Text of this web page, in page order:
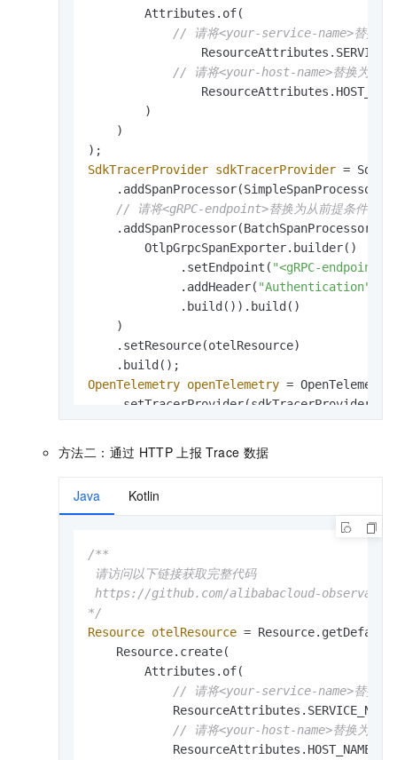
        Attributes.of(
// 请将<your-service-name>替换为
// 请将<your-host-name>替换为您的
        )
    )
SdkTracerProvider sdkTracerProvider =
// 请将<gRPC-endpoint>替换为从前提条件中获
        OtlpGrpcSpanExporter.builder()
             .setEndpoint(
"<gRPC-endpoint>"
             .addHeader(
"Authentication"
             .build()).build()
    )
    .setResource(otelResource)
OpenTelemetry openTelemetry =
    .setTracerProvider(sdkTracerProvider)
// 获取tracer，用来创建Span。
方法二：通过 HTTP 上报 Trace 数据
Java Kotlin
/**
请访问以下链接获取完整代码
https://github.com/alibabacloud-
*/
Resource otelResource =
    Resource.create(
        Attributes.of(
// 请将<your-service-name>替换为
// 请将<your-host-name>替换为您的
            ResourceAttributes.HOST_NAME,